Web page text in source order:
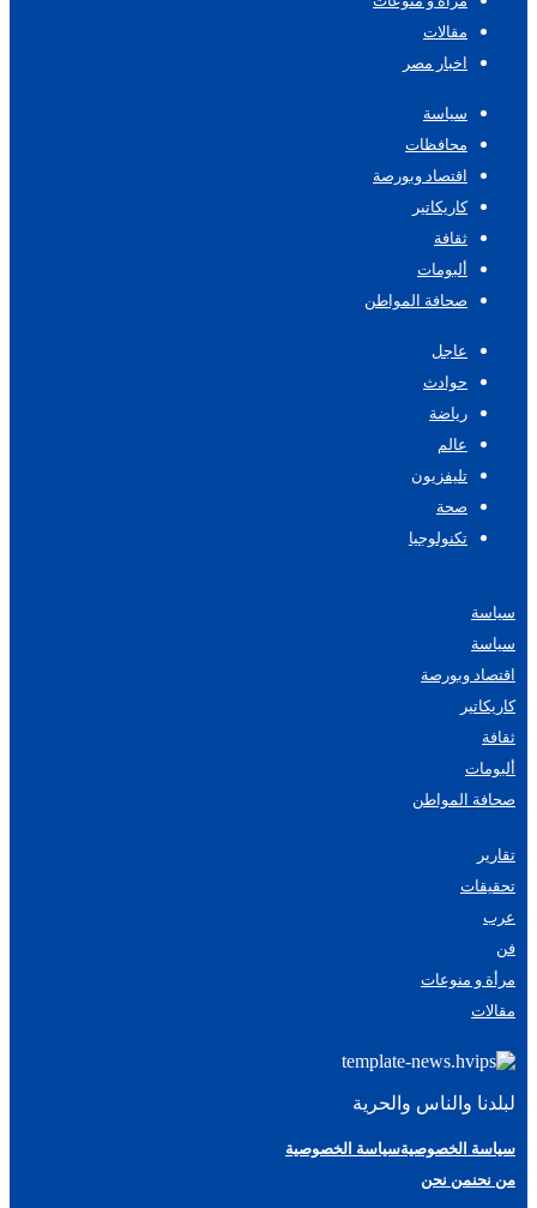
مقالات
اخبار مصر
سياسة
محافظات
اقتصاد وبورصة
كاريكاتير
ثقافة
ألبومات
صحافة المواطن
عاجل
حوادث
رياضة
عالم
تليفزيون
صحة
تكنولوجيا
سياسة
سياسة
اقتصاد وبورصة
كاريكاتير
ثقافة
ألبومات
صحافة المواطن
تقارير
تحقيقات
عرب
فن
مرأة و منوعات
مقالات
لبلدنا والناس والحرية
سياسة الخصوصيةسياسة الخصوصية
من نحنمن نحن